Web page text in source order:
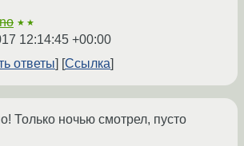
★★
12:14:45 +00:00
ответы
Ссылка
Только ночью смотрел, пусто